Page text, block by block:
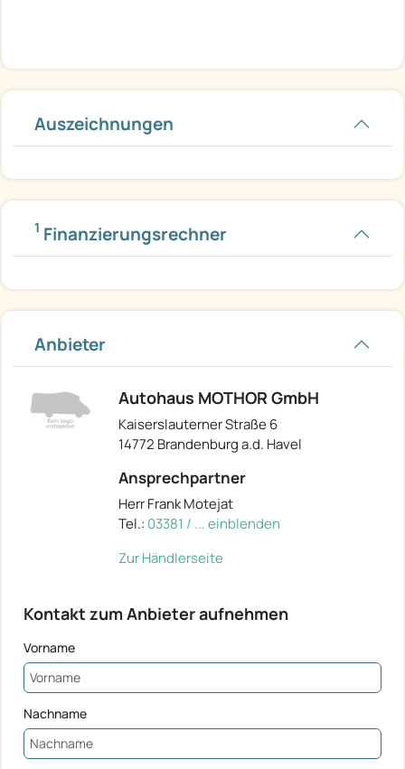
Auszeichnungen
1 Finanzierungsrechner
Anbieter
Autohaus MOTHOR GmbH
Kaiserslauterner Straße 6
14772 Brandenburg a.d. Havel
Ansprechpartner
Herr Frank Motejat
Tel.: 03381 / ... einblenden
Zur Händlerseite
Kontakt zum Anbieter aufnehmen
Vorname
Nachname